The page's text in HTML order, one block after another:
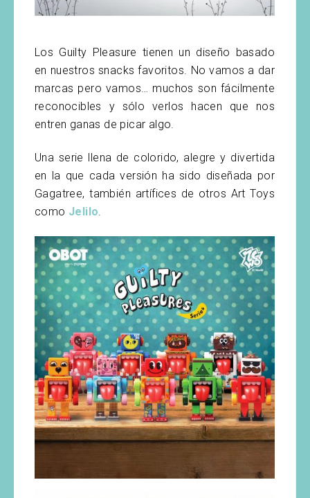
Los Guilty Pleasure tienen un diseño basado
en nuestros snacks favoritos. No vamos a dar
marcas pero vamos… muchos son fácilmente
reconocibles y sólo verlos hacen que nos
entren ganas de picar algo.
Una serie llena de colorido, alegre y divertida
en la que cada versión ha sido diseñada por
Gagatree, también artífices de otros Art Toys
como Jelilo.